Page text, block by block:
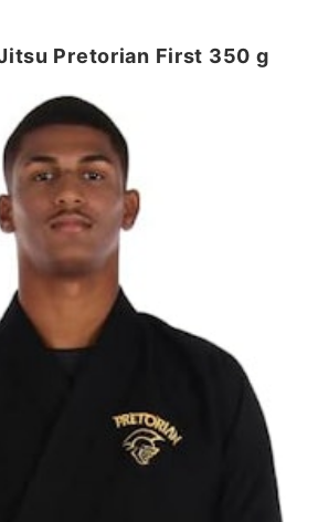
Pretorian First 350 g